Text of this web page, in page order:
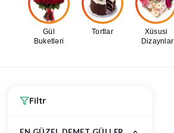
Gül
Buketləri
Tortlar
Xüsusi
Dizaynlar
Filtr